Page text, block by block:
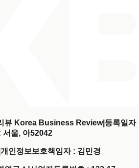
뷰 Korea Business Review| 등록일자
서울, 아52042
개인정보보호책임자 : 김민경